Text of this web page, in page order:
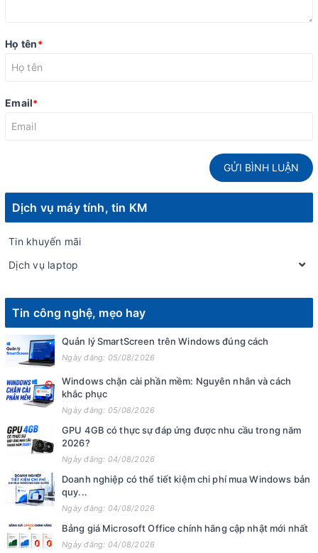
Họ tên*
Email*
GỬI BÌNH LUẬN
Dịch vụ máy tính, tin KM
Tin khuyến mãi
Dịch vụ laptop
Tin công nghệ, mẹo hay
Quản lý SmartScreen trên Windows đúng cách
Ngày đăng: 05/08/2026
Windows chặn cài phần mềm: Nguyên nhân và cách
khắc phục
Ngày đăng: 05/08/2026
GPU 4GB có thực sự đáp ứng được nhu cầu trong năm
2026?
Ngày đăng: 04/08/2026
Doanh nghiệp có thể tiết kiệm chi phí mua Windows bản
quy...
Ngày đăng: 04/08/2026
Bảng giá Microsoft Office chính hãng cập nhật mới nhất
Ngày đăng: 04/08/2026